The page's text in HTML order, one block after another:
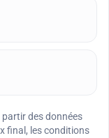
des données
final, les conditions